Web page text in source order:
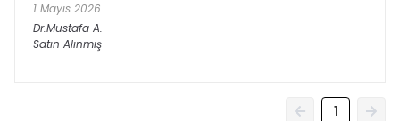
1 Mayıs 2026
Dr.Mustafa A.
Satın Alınmış
1